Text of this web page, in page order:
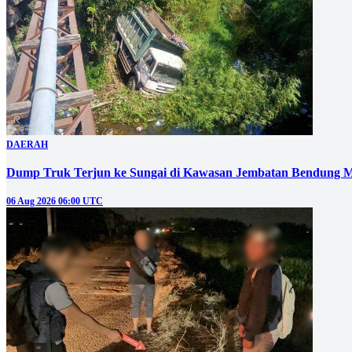
DAERAH
Dump Truk Terjun ke Sungai di Kawasan Jembatan Bendung
06 Aug 2026 06:00 UTC